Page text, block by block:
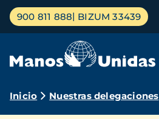
Pasar
contenido
Menú
principal
900 811 888 BIZUM 33439
Ruta
Inicio Nuestras delegaciones